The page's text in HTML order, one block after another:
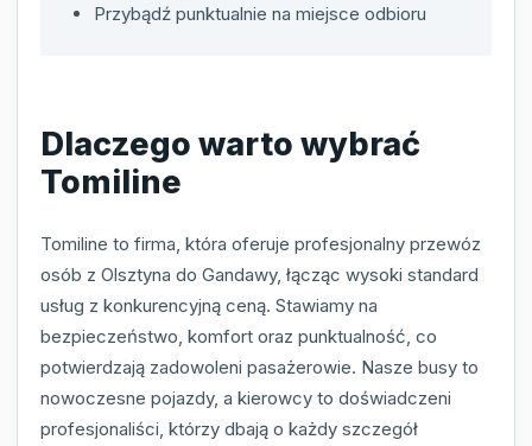
Przybądź punktualnie na miejsce odbioru
Dlaczego warto wybrać
Tomiline
Tomiline to firma, która oferuje profesjonalny przewóz
osób z Olsztyna do Gandawy, łącząc wysoki standard
usług z konkurencyjną ceną. Stawiamy na
bezpieczeństwo, komfort oraz punktualność, co
potwierdzają zadowoleni pasażerowie. Nasze busy to
nowoczesne pojazdy, a kierowcy to doświadczeni
profesjonaliści, którzy dbają o każdy szczegół